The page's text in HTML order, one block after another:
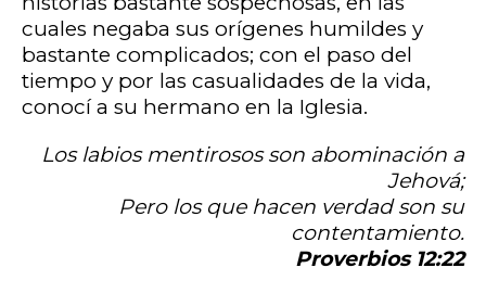
cuales negaba sus orígenes humildes y
bastante complicados; con el paso del
tiempo y por las casualidades de la vida,
conocí a su hermano en la Iglesia.
Los labios mentirosos son abominación a
Jehová;
Pero los que hacen verdad son su
contentamiento.
Proverbios 12:22